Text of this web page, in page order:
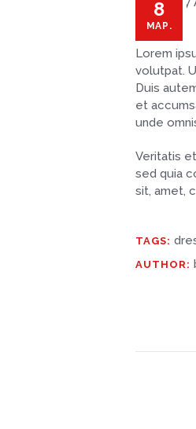
8
МАР.
Lorem
volutpat.
Duis
et
unde
Veritatis
sed quia
sit, amet,
TAGS:
AUTHOR: